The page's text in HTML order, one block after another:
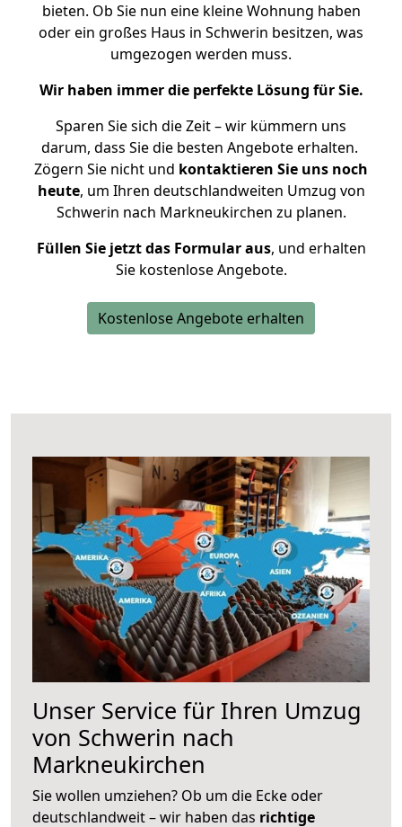
bieten. Ob Sie nun eine kleine Wohnung haben
oder ein großes Haus in Schwerin besitzen, was
umgezogen werden muss.
Wir haben immer die perfekte Lösung für Sie.
Sparen Sie sich die Zeit – wir kümmern uns
darum, dass Sie die besten Angebote erhalten.
Zögern Sie nicht und kontaktieren Sie uns noch
heute, um Ihren deutschlandweiten Umzug von
Schwerin nach Markneukirchen zu planen.
Füllen Sie jetzt das Formular aus, und erhalten
Sie kostenlose Angebote.
Kostenlose Angebote erhalten
Unser Service für Ihren Umzug
von Schwerin nach
Markneukirchen
Sie wollen umziehen? Ob um die Ecke oder
deutschlandweit – wir haben das richtige